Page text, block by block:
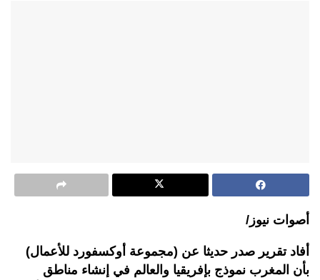
أصوات نيوز/
أفاد تقرير صدر حديثا عن (مجموعة أوكسفورد للأعمال)
بأن المغرب نموذج بإفريقيا والعالم في إنشاء مناطق